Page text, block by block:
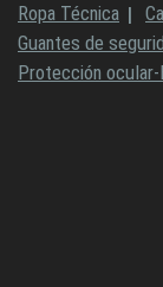
Ropa Técnica
Guantes de
Protección ocular-